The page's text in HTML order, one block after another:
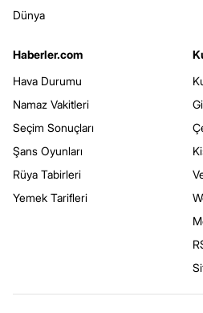
Dünya
Haberler.com
Hava Durumu
Namaz Vakitleri
Seçim Sonuçları
Şans Oyunları
Rüya Tabirleri
Yemek Tarifleri